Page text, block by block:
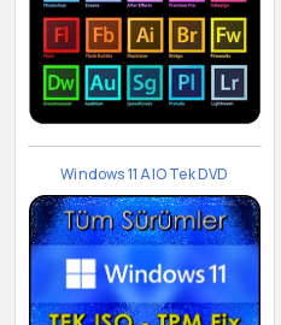
Windows 11 AIO Tek DVD